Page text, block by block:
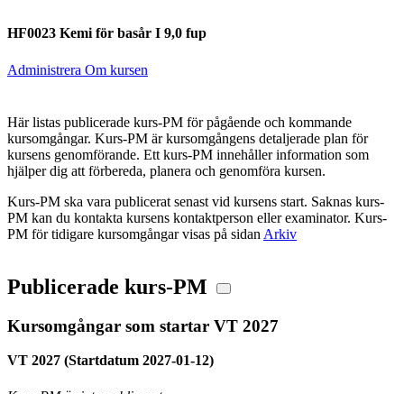
HF0023 Kemi för basår I 9,0 fup
Administrera Om kursen
Här listas publicerade kurs-PM för pågående och kommande
kursomgångar. Kurs-PM är kursomgångens detaljerade plan för
kursens genomförande. Ett kurs-PM innehåller information som
hjälper dig att förbereda, planera och genomföra kursen.
Kurs-PM ska vara publicerat senast vid kursens start. Saknas kurs-
PM kan du kontakta kursens kontaktperson eller examinator. Kurs-
PM för tidigare kursomgångar visas på sidan Arkiv
Publicerade kurs-PM
Kursomgångar som startar VT 2027
VT 2027 (Startdatum 2027-01-12)